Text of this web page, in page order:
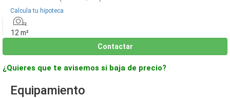
Calcula tu hipoteca
12 m²
Contactar
¿Quieres que te avisemos si baja de precio?
Equipamiento